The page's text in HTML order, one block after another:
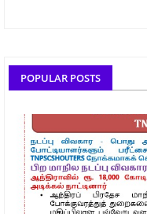
POPULAR POSTS